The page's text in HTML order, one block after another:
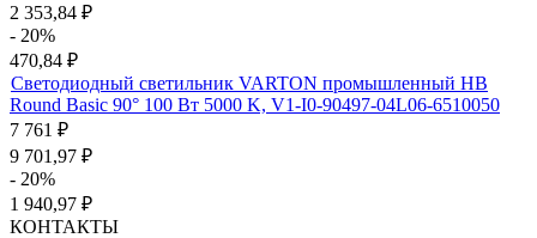
2 353,84 ₽
- 20%
470,84 ₽
Светодиодный светильник VARTON промышленный HB
Round Basic 90° 100 Вт 5000 K, V1-I0-90497-04L06-6510050
7 761 ₽
9 701,97 ₽
- 20%
1 940,97 ₽
КОНТАКТЫ